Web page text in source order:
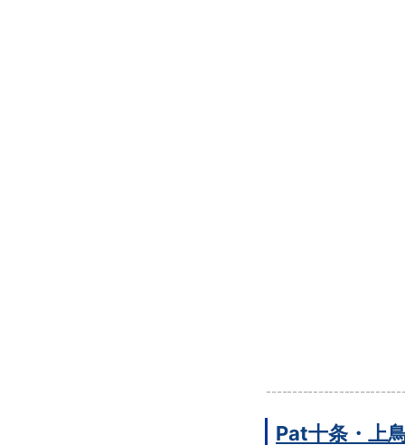
Pat十条・上